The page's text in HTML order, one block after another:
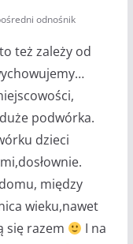
odnośnik
też zależy od
podwórka.
dzieci
między
wieku,nawet
się razem
I na